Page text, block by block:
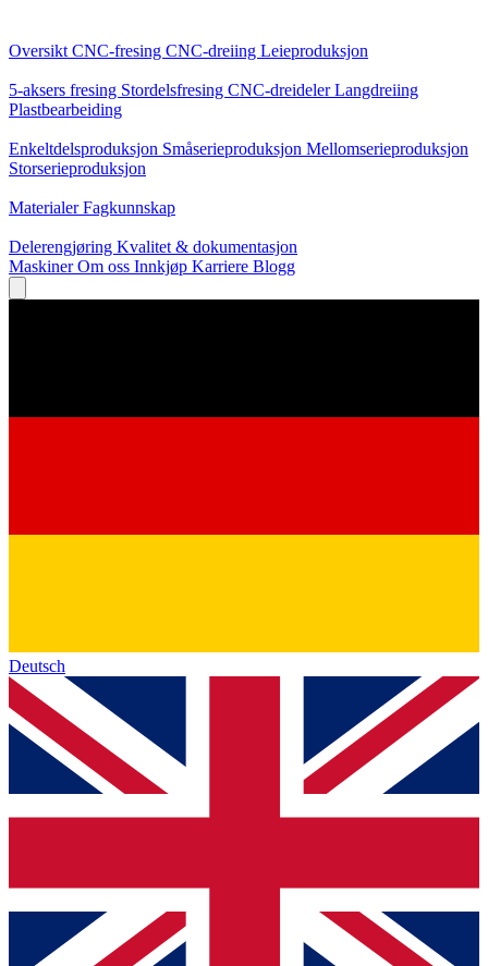
Oversikt CNC-fresing CNC-dreiing Leieproduksjon
5-aksers fresing Stordelsfresing CNC-dreidelerLangdreiing
Plastbearbeiding
Enkeltdelsproduksjon Småserieproduksjon Mellomserieproduksjon
Storserieproduksjon
MaterialerFagkunnskap
Delerengjøring Kvalitet & dokumentasjon
MaskinerOm oss Innkjøp Karriere Blogg
Deutsch